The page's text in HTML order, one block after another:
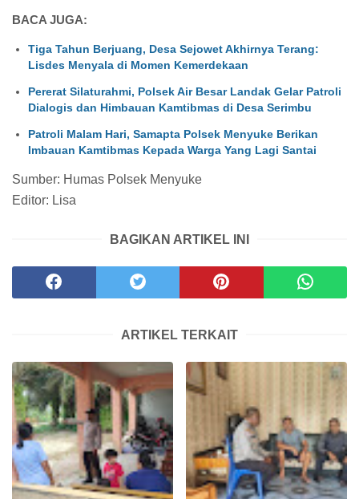
BACA JUGA:
Tiga Tahun Berjuang, Desa Sejowet Akhirnya Terang:
Lisdes Menyala di Momen Kemerdekaan
Pererat Silaturahmi, Polsek Air Besar Landak Gelar Patroli
Dialogis dan Himbauan Kamtibmas di Desa Serimbu
Patroli Malam Hari, Samapta Polsek Menyuke Berikan
Imbauan Kamtibmas Kepada Warga Yang Lagi Santai
Sumber: Humas Polsek Menyuke
Editor: Lisa
BAGIKAN ARTIKEL INI
ARTIKEL TERKAIT